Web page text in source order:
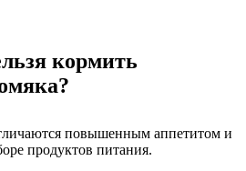
кормить
повышенным аппетитом и
продуктов питания.